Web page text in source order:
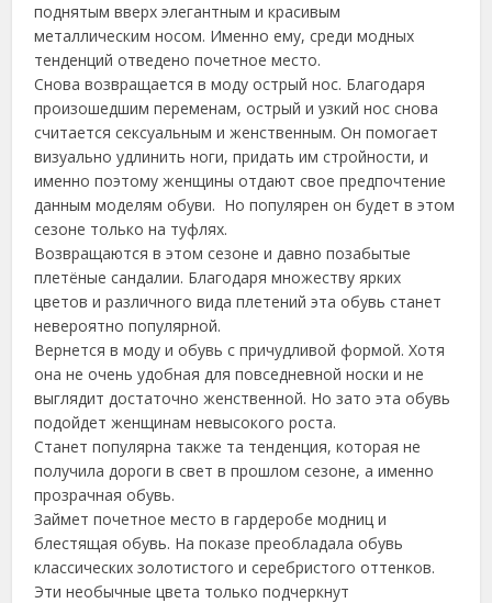
поднятым вверх элегантным и красивым
металлическим носом. Именно ему, среди модных
тенденций отведено почетное место.
Снова возвращается в моду острый нос. Благодаря
произошедшим переменам, острый и узкий нос снова
считается сексуальным и женственным. Он помогает
визуально удлинить ноги, придать им стройности, и
именно поэтому женщины отдают свое предпочтение
данным моделям обуви. Но популярен он будет в этом
сезоне только на туфлях.
Возвращаются в этом сезоне и давно позабытые
плетёные сандалии. Благодаря множеству ярких
цветов и различного вида плетений эта обувь станет
невероятно популярной.
Вернется в моду и обувь с причудливой формой. Хотя
она не очень удобная для повседневной носки и не
выглядит достаточно женственной. Но зато эта обувь
подойдет женщинам невысокого роста.
Станет популярна также та тенденция, которая не
получила дороги в свет в прошлом сезоне, а именно
прозрачная обувь.
Займет почетное место в гардеробе модниц и
блестящая обувь. На показе преобладала обувь
классических золотистого и серебристого оттенков.
Эти необычные цвета только подчеркнут